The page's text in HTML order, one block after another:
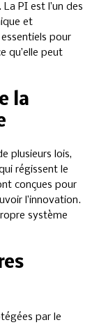
PI est l’un des
et
pour
qu’elle peut
la
plusieurs lois,
régissent le
conçues pour
l’innovation.
système
par le